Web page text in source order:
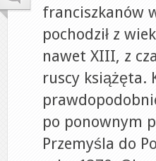
franciszkanów
pochodził z
nawet XIII, z
ruscy książęta.
po ponownym
Przemyśla do